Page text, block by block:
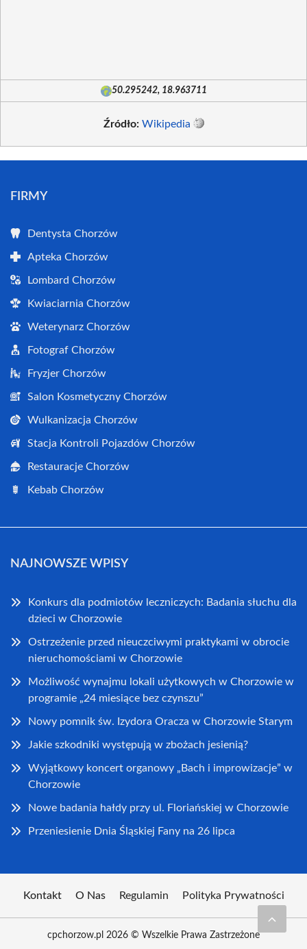
50.295242, 18.963711
Źródło: Wikipedia
FIRMY
Dentysta Chorzów
Apteka Chorzów
Lombard Chorzów
Kwiaciarnia Chorzów
Weterynarz Chorzów
Fotograf Chorzów
Fryzjer Chorzów
Salon Kosmetyczny Chorzów
Wulkanizacja Chorzów
Stacja Kontroli Pojazdów Chorzów
Restauracje Chorzów
Kebab Chorzów
NAJNOWSZE WPISY
Konkurs dla podmiotów leczniczych: Badania słuchu dla
dzieci w Chorzowie
Ostrzeżenie przed nieuczciwymi praktykami w obrocie
nieruchomościami w Chorzowie
Możliwość wynajmu lokali użytkowych w Chorzowie w
programie „24 miesiące bez czynszu”
Nowy pomnik św. Izydora Oracza w Chorzowie Starym
Jakie szkodniki występują w zbożach jesienią?
Wyjątkowy koncert organowy „Bach i improwizacje” w
Chorzowie
Nowe badania hałdy przy ul. Floriańskiej w Chorzowie
Przeniesienie Dnia Śląskiej Fany na 26 lipca
Kontakt O Nas Regulamin Polityka Prywatności
cpchorzow.pl 2026 © Wszelkie Prawa Zastrzeżone